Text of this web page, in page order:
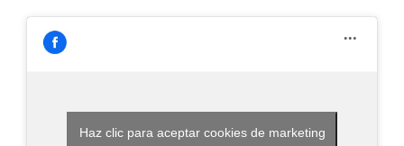
Haz clic para aceptar cookies de marketing